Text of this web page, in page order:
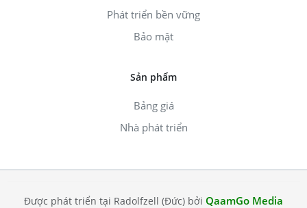
Phát triển bền vững
Bảo mật
Sản phẩm
Bảng giá
Nhà phát triển
Được phát triển tại Radolfzell (Đức) bởi QaamGo Media